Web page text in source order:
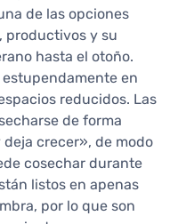
de las opciones
productivos y su
hasta el otoño.
en
reducidos. Las
de forma
crecer», de modo
cosechar durante
listos en apenas
por lo que son